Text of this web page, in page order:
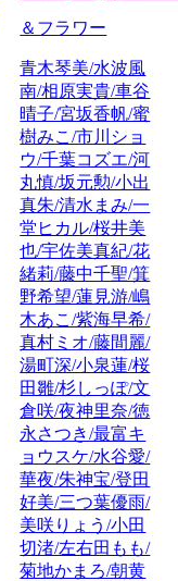
＆フラワー
青木琴美/水波風
南/相原実貴/車谷
晴子/宮坂香帆/蜜
樹みこ/市川ショ
ウ/千葉コズエ/河
丸慎/坂元勲/小出
真朱/清水まみ/一
堂ヒカル/桜井美
也/宇佐美真紀/花
緒莉/藤中千聖/箕
野希望/蓮見游/嶋
木あこ/紫海早希/
真村ミオ/藤間麗/
湯町深/小泉蓮/桜
田雛/杉しっぽ/文
倉咲/夜神里奈/徳
永さつき/最富キ
ョウスケ/水谷愛/
華夜/朱神宝/登田
好美/三つ葉優雨/
美咲りょう/小田
切渚/左右田もも/
菊地かまろ/朝黄